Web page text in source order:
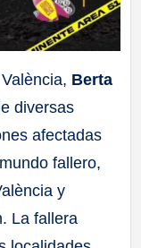
Berta
diversas
afectadas
fallero,
y
La fallera